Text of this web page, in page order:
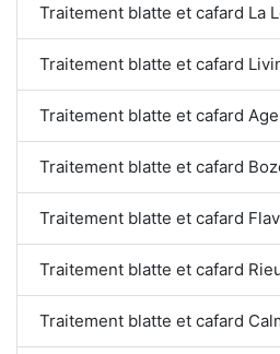
Traitement blatte et cafard La
Traitement blatte et cafard
Traitement blatte et cafard
Traitement blatte et cafard
Traitement blatte et cafard
Traitement blatte et cafard
Traitement blatte et cafard